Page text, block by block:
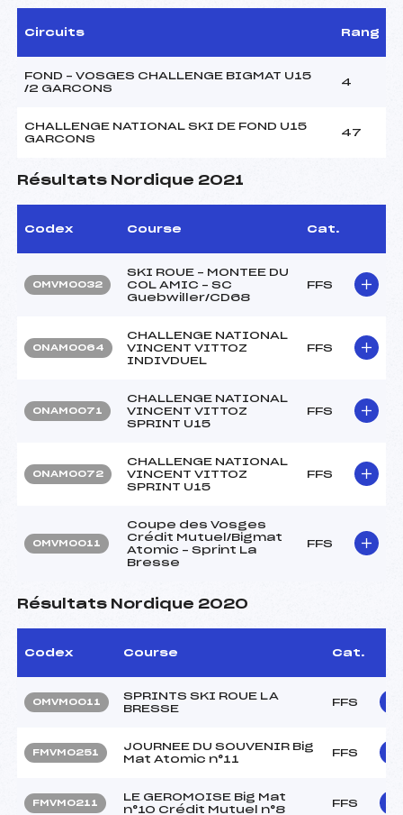
Circuits Rang
FOND – VOSGES CHALLENGE BIGMAT U15
/2 GARCONS
4
CHALLENGE NATIONAL SKI DE FOND U15
GARCONS
47
Résultats Nordique 2021
Codex Course Cat.
OMVM0032
SKI ROUE – MONTEE DU
COL AMIC – SC
Guebwiller/CD68
FFS
ONAM0064
CHALLENGE NATIONAL
VINCENT VITTOZ
INDIVDUEL
FFS
ONAM0071
CHALLENGE NATIONAL
VINCENT VITTOZ
SPRINT U15
FFS
ONAM0072
CHALLENGE NATIONAL
VINCENT VITTOZ
SPRINT U15
FFS
OMVM0011
Coupe des Vosges
Crédit Mutuel/Bigmat
Atomic – Sprint La
Bresse
FFS
Résultats Nordique 2020
Codex Course Cat.
OMVM0011
SPRINTS SKI ROUE LA
BRESSE
FFS
FMVM0251
JOURNEE DU SOUVENIR Big
Mat Atomic n°11
FFS
FMVM0211
LE GEROMOISE Big Mat
n°10 Crédit Mutuel n°8
FFS